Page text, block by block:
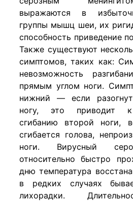
выражаются в
группы мышц шеи, их
способность приведение
Также существуют
симптомов, таких как:
невозможность
прямым углом ноги.
нижний — если
ногу, это приводит к
сгибанию второй
сгибается голова,
ноги. Вирусный
относительно быстро
дню температура
в редких случаях
лихорадки.